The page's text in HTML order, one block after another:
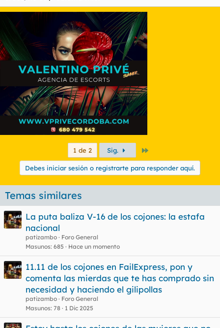
Buenas Tardes
Haz clic para expandir...
Ese MAS no lleva tilde.
De nada.
¡ Cáspita ! ¡ Un Policía Alfabetizado !
Gracias Caballero
Buenas Tardes
1 de 2 Sig.
Debes iniciar sesión o registrarte para responder aquí.
Temas similares
La puta baliza V-16 de los cojones: la estafa
nacional
patizambo
Foro General
Masunos 685 Hace un momento
11.11 de los cojones en FailExpress, pon y
comenta las mierdas que te has comprado sin
necesidad y haciendo el gilipollas
patizambo
Foro General
Masunos 78 1 Dic 2025